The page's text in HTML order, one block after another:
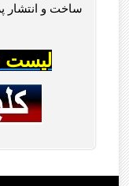
ساخت و انتشار
لیست